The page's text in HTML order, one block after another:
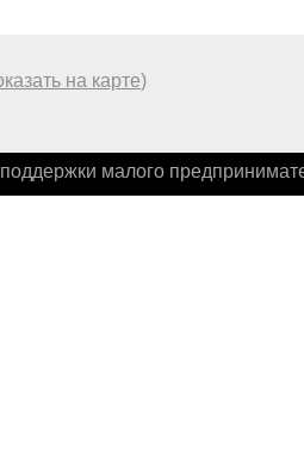
на карте)
малого